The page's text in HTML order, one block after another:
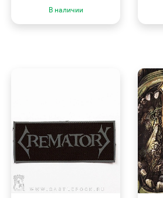
В наличии